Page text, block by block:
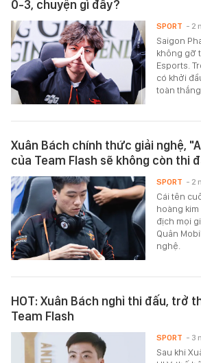
0-3, chuyện gì đây?
Saigon
không gỡ
Esports.
có khởi
toàn thắng.
SPORT - 2
Xuân Bách chính thức giải nghệ,
của Team Flash sẽ không còn thi
Cái tên
hoàng kim
địch mọi
Quân
nghệ.
SPORT - 2
HOT: Xuân Bách nghỉ thi đấu, trở
Team Flash
Sau khi
SPORT - 3